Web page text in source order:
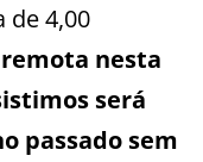
de 4,00
nesta
será
passado sem